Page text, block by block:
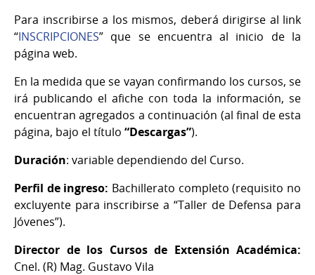
Para inscribirse a los mismos, deberá dirigirse al link
“INSCRIPCIONES” que se encuentra al inicio de la
página web.
En la medida que se vayan confirmando los cursos, se
irá publicando el afiche con toda la información, se
encuentran agregados a continuación (al final de esta
página, bajo el título “Descargas”).
Duración: variable dependiendo del Curso.
Perfil de ingreso: Bachillerato completo (requisito no
excluyente para inscribirse a “Taller de Defensa para
Jóvenes”).
Director de los Cursos de Extensión Académica:
Cnel. (R) Mag. Gustavo Vila